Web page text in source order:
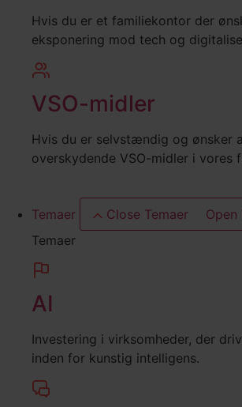
Hvis du er et familiekontor der
eksponering mod tech og
VSO-midler
Hvis du er selvstændig og ønsker
overskydende VSO-midler i vores
Temaer Close Temaer
Open
Temaer
AI
Investering i virksomheder, der
inden for kunstig intelligens.